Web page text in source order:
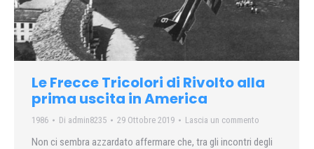
Le Frecce Tricolori di Rivolto alla
prima uscita in America
1986 Di admin8235 29 Ottobre 2019 Lascia un commento
Non ci sembra azzardato affermare che, tra gli incontri degli